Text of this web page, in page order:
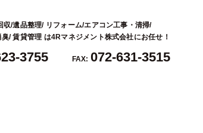
収/遺品整理/ リフォーム/エアコン工事・清掃/
/ 賃貸管理 は4Rマネジメント株式会社にお任せ！
3755 FAX: 072-631-3515